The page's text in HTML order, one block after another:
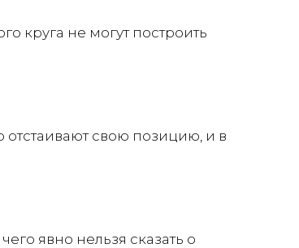
круга не могут построить
отстаивают свою позицию, и в
явно нельзя сказать о